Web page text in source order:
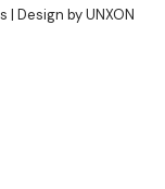
| Design byUNXON